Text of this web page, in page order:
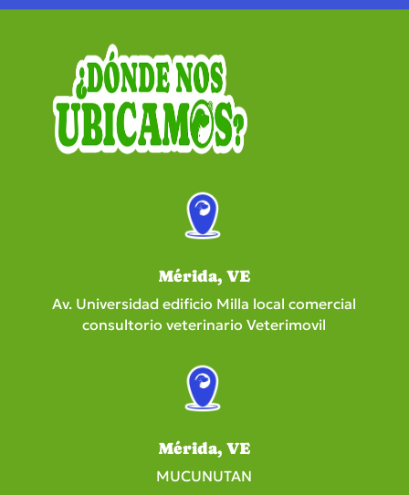
Mérida, VE
Av. Universidad edificio Milla local comercial
consultorio veterinario Veterimovil
Mérida, VE
MUCUNUTAN